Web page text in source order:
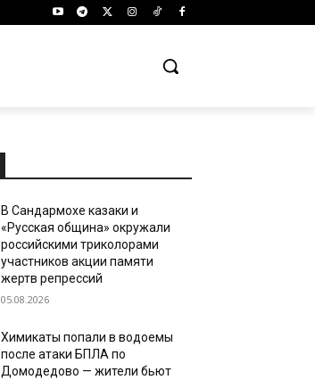
В Сандармохе казаки и
«Русская община» окружали
российскими триколорами
участников акции памяти
жертв репрессий
05.08.2026
Химикаты попали в водоемы
после атаки БПЛА по
Домодедово — жители бьют